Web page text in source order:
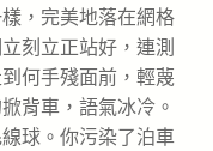
，完美地落在網格
刻立正站好，連測
何手殘面前，輕蔑
背車，語氣冰冷。
球。你污染了泊車